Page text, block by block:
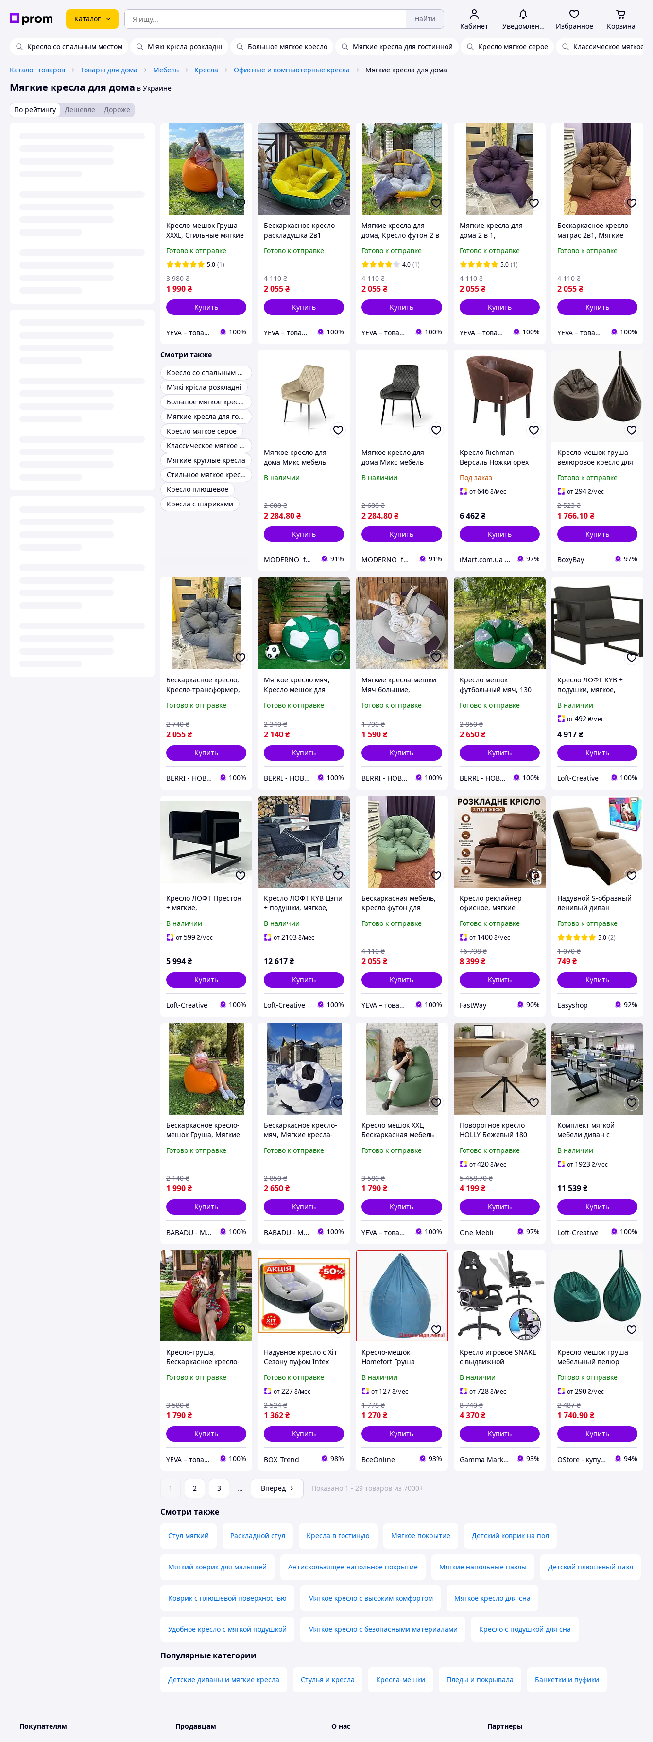
Каталог Найти
Кабинет Уведомления Избранное Корзина
Кресло со спальным местом М'які крісла розкладні Большое мягкое кресло Мягкие кресла для гостинной Кресло мягкое серое Классическое мягкое
Каталог товаров Товары для дома Мебель Кресла Офисные и компьютерные кресла Мягкие кресла для дома
Мягкие кресла для дома в Украине
По рейтингу Дешевле Дороже
Кресло-мешок Груша
XXXL, Стильные мягкие
Бескаркасная мебель
пуф кресло,
Безкаркасні меблі
Готово к отправке
5.0 (1)
1 990₴
3 980 ₴
Купить
YEVA – товары для отдыха и новогодний декор 100%
Бескаркасное кресло
раскладушка 2в1
мягкие кресла для
мягкая мебель
Готово к отправке
2 055₴
4 110 ₴
Купить
YEVA – товары для отдыха и новогодний декор 100%
Мягкие кресла для
дома, Кресло футон 2 в
матрас, Мягкие кресла
для гостинной
Готово к отправке
4.0 (1)
2 055₴
4 110 ₴
Купить
YEVA – товары для отдыха и новогодний декор 100%
Мягкие кресла для
дома 2 в 1,
взрослому,
Бескаркасная мебель
пуфы, Безкаркасні
меблі
Готово к отправке
5.0 (1)
2 055 ₴
4 110 ₴
Купить
YEVA – товары для отдыха и новогодний декор 100%
Бескаркасное кресло
матрас 2в1, Мягкие
Безкаркасное детское
Готово к отправке
2 055₴
4 110 ₴
Купить
YEVA – товары для отдыха и новогодний декор 100%
Смотри также
Кресло со спальным местом
М'які крісла розкладні
Большое мягкое кресло
Мягкие кресла для гостинной
Кресло мягкое серое
Классическое мягкое кресло
Мягкие круглые кресла
Стильное мягкое кресло
Кресло плюшевое
Кресла с шариками
Мягкое кресло для
дома Микс мебель
ножки металл От
В наличии
2 284.80₴
2 688 ₴
Купить
MODERNO furnitures 91%
Мягкое кресло для
дома Микс мебель
ножки металл От
В наличии
2 284.80₴
2 688 ₴
Купить
MODERNO furnitures 91%
Кресло Richman
Версаль Ножки орех
мягкое велюровое
кресло для дома
Под заказ
от646 ₴/мес
6 462 ₴
Купить
iMart.com.ua - Мебель. Меловые ценники. Стол, стул, письменные столы, шкафы, кровати 97%
Кресло мешок груша
велюровое кресло для
мебель мягкое кресло
для дома и гостиной
Готово к отправке
от294₴/мес
1 766.10₴
2 523 ₴
Купить
BoxyBay 97%
Бескаркасное кресло,
Кресло-трансформер,
дома, Бескаркасные
2 в 1
Готово к отправке
2 055₴
2 740 ₴
Купить
BERRI - НОВОГОДНИЙ ДЕКОР И ТОВАРЫ ДЛЯ ДОМА 100%
Мягкое кресло мяч,
Кресло мешок для
кресла для дома,
мяч, 100 см
Готово к отправке
2 140₴
2 340 ₴
Купить
BERRI - НОВОГОДНИЙ ДЕКОР И ТОВАРЫ ДЛЯ ДОМА 100%
Мягкие кресла-мешки
Мяч большие,
Мягкие кресла для
пуфы и кресла, 70см
Готово к отправке
1 590₴
1 790 ₴
Купить
BERRI - НОВОГОДНИЙ ДЕКОР И ТОВАРЫ ДЛЯ ДОМА 100%
Кресло мешок
футбольный мяч, 130
мебель, Мягкие кресла
мешок детское
Готово к отправке
2 650 ₴
2 850 ₴
Купить
BERRI - НОВОГОДНИЙ ДЕКОР И ТОВАРЫ ДЛЯ ДОМА 100%
Кресло ЛОФТ KYB +
подушки, мягкое,
дома, дачи
В наличии
от492 ₴/мес
4 917₴
Купить
Loft-Creative 100%
Кресло ЛОФТ Престон
+ мягкие,
комфортные, со
съемными чехлами
дома, дачи
В наличии
от599₴/мес
5 994₴
Купить
Loft-Creative 100%
Кресло ЛОФТ KYB Цэпи
+ подушки, мягкое,
дома, дачи
В наличии
от2103₴/мес
12 617₴
Купить
Loft-Creative 100%
Бескаркасная мебель,
Кресло футон для
мягкие кресла для
Креслотрансформер
Готово к отправке
2 055₴
4 110 ₴
Купить
YEVA – товары для отдыха и новогодний декор 100%
Кресло реклайнер
офисное, мягкие
кресло с механизмом
реклайнер раскладное
Готово к отправке
от 1400 ₴/мес
8 399 ₴
16 798 ₴
Купить
FastWay 90%
Надувной S-образный
ленивый диван
Мягкое надувное
кресло для дома
Готово к отправке
5.0 (2)
749₴
1 070 ₴
Купить
Easyshop 92%
Бескаркасное кресло-
мешок Груша, Мягкие
Бескаркасная мебель
XXXL
Готово к отправке
1 990₴
2 140 ₴
Купить
BABADU - Магазин ТРЕНДОВЫХ товаров для дома и сада 100%
Бескаркасное кресло-
мяч, Мягкие кресла-
Кресло-мешок, Мягкие
см)
Готово к отправке
2 650₴
2 850 ₴
Купить
BABADU - Магазин ТРЕНДОВЫХ товаров для дома и сада 100%
Кресло мешок XXL,
Бескаркасная мебель
отдыха, Мягкие кресла
Готово к отправке
1 790₴
3 580 ₴
Купить
YEVA – товары для отдыха и новогодний декор 100%
Поворотное кресло
HOLLY Бежевый 180
офиса мягкое с
автоповоротом
Готово к отправке
от420 ₴/мес
4 199 ₴
5 458.70 ₴
Купить
One Mebli 97%
Комплект мягкой
мебели диван с
дома, сада, дачи, офиса
В наличии
от 1923₴/мес
11 539₴
Купить
Loft-Creative 100%
Кресло-груша,
Бескаркасное кресло-
Кресло для отдыха,
кресла для дома
Готово к отправке
1 790₴
3 580 ₴
Купить
YEVA – товары для отдыха и новогодний декор 100%
Надувное кресло с Хіт
Сезону пуфом Intex
расслабления мягкое
кресло для дома и д
Готово к отправке
от227₴/мес
1 362₴
2 524 ₴
Купить
BOX_Trend 98%
Кресло-мешок
Homefort Груша
кресло для дома и
отдыха велюровое с
пенопластовыми
шариками
В наличии
от 127₴/мес
1 270₴
1 778 ₴
Купить
ВсеOnline 93%
Кресло игровое SNAKE
с выдвижной
мягкими
подлокотниками,
Удобное кресло для
дома или офиса
В наличии
от728 ₴/мес
4 370 ₴
8 740 ₴
Купить
Gamma Market UA 93%
Кресло мешок груша
мебельный велюр
для отдыха мягкое
кресло пуф для дома и
гостиной
Готово к отправке
от290₴/мес
1 740.90₴
2 487 ₴
Купить
OStore - купуй онлайн! 94%
1 2 3 ... Вперед Показано 1 - 29 товаров из 7000+
Смотри также
Стул мягкий Раскладной стул Кресла в гостиную Мягкое покрытие Детский коврик на пол
Мягкий коврик для малышей Антискользящее напольное покрытие Мягкие напольные пазлы Детский плюшевый пазл
Коврик с плюшевой поверхностью Мягкое кресло с высоким комфортом Мягкое кресло для сна
Удобное кресло с мягкой подушкой Мягкое кресло с безопасными материалами Кресло с подушкой для сна
Популярные категории
Детские диваны и мягкие кресла Стулья и кресла Кресла-мешки Пледы и покрывала Банкетки и пуфики
Покупателям Продавцам О нас Партнеры